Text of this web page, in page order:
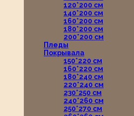
120*200 см
140*200 см
160*200 см
180*200 см
200*200 см
Пледы
Покрывала
150*220 см
160*220 см
180*240 см
220*240 см
230*250 см
240*260 см
250*270 см